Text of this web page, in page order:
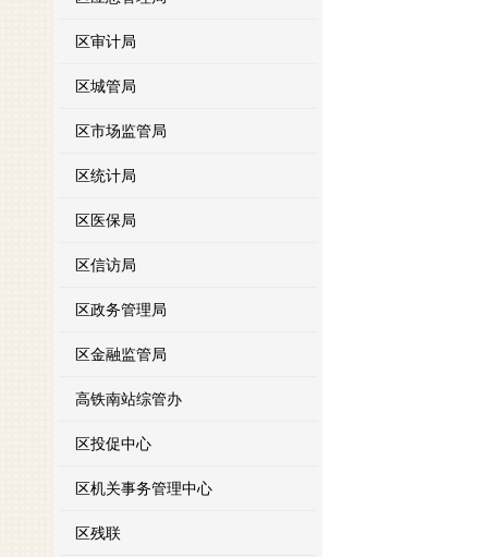
区审计局
区城管局
区市场监管局
区统计局
区医保局
区信访局
区政务管理局
区金融监管局
高铁南站综管办
区投促中心
区机关事务管理中心
区残联